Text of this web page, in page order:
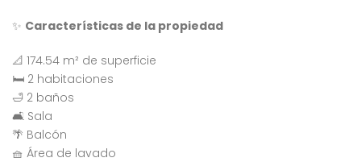
✨ Características de la propiedad
📐 174.54 m² de superficie
🛏️ 2 habitaciones
🛁 2 baños
🛋️ Sala
🌴 Balcón
🧺 Área de lavado
Venta Apartamento Residencial Amalia
Don Paco III, Santo Domingo Este, República Dominicana